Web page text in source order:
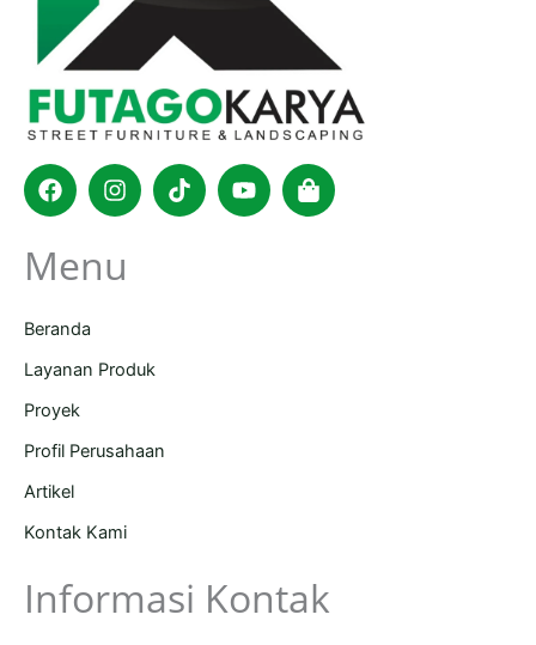
FacebookInstagram
TiktokYoutubeShopping-
bag
Menu
Beranda
Layanan Produk
Proyek
Profil Perusahaan
Artikel
Kontak Kami
Informasi Kontak